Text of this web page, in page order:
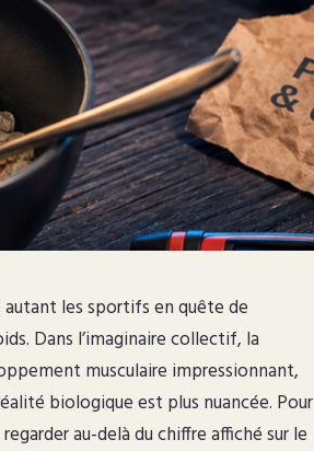
les sportifs en quête de
Dans l’imaginaire collectif, la
musculaire impressionnant,
biologique est plus nuancée. Pour
au-delà du chiffre affiché sur le